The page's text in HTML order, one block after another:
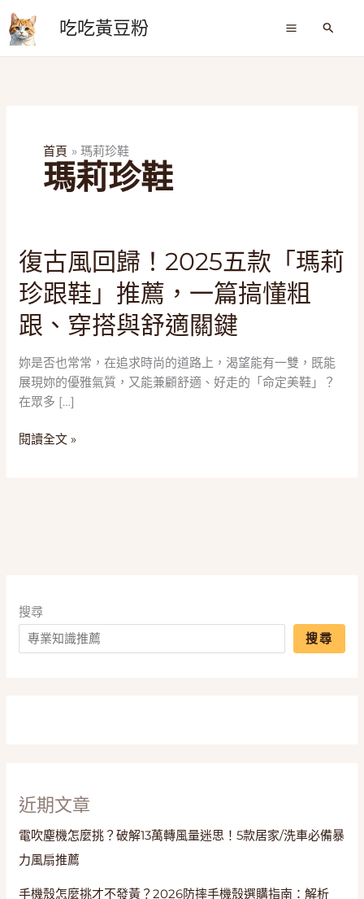
至
主
吃吃黃豆粉
搜
首頁 瑪莉珍鞋
瑪莉珍鞋
復古風回歸！2025五款「瑪莉
珍跟鞋」推薦，一篇搞懂粗
跟、穿搭與舒適關鍵
妳是否也常常，在追求時尚的道路上，渴望能有一雙，既能
展現妳的優雅氣質，又能兼顧舒適、好走的「命定美鞋」？
在眾多 […]
復
古
風
回
歸！
五
款
「瑪
莉
珍
懂
粗
跟、
閱讀全文 »
搜尋
搜尋
近期文章
電吹塵機怎麼挑？破解13萬轉風量迷思！5款居家/洗車必備暴
力風扇推薦
手機殼怎麼挑才不發黃？2026防摔手機殼選購指南：解析